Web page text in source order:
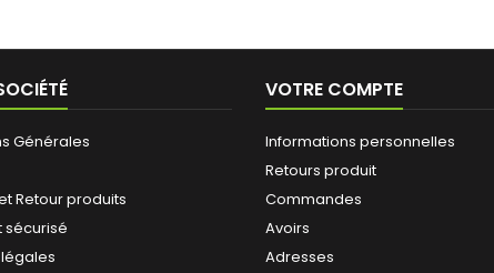
Générales
Retour produits
sécurisé
VOTRE COMPTE
Informations personnelles
Retours produit
Commandes
Avoirs
Adresses